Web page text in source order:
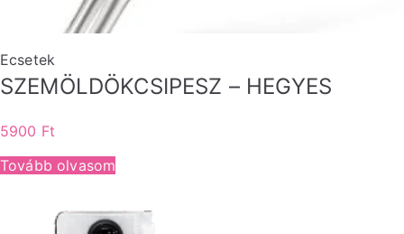
Ecsetek
SZEMÖLDÖKCSIPESZ – HEGYES
5900 Ft
Tovább olvasom